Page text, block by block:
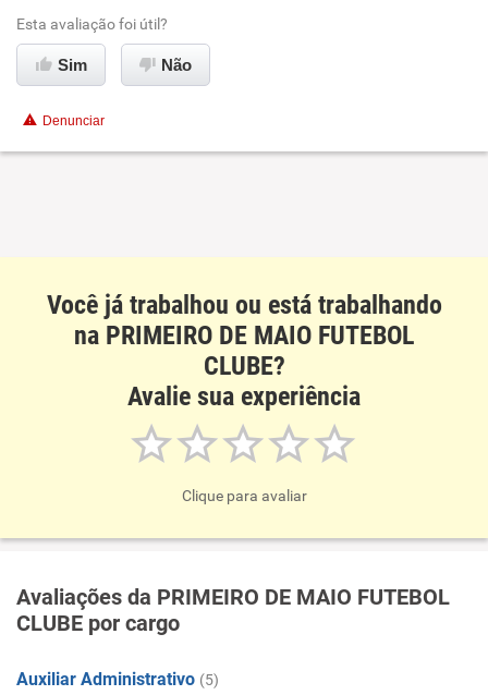
Benefícios
Recomenda esta empresa
Não recomenda a diretoria
Esta avaliação foi útil?
Sim Não
Denunciar
Você já trabalhou ou está trabalhando
na PRIMEIRO DE MAIO FUTEBOL
CLUBE?
Avalie sua experiência
Clique para avaliar
Avaliações da PRIMEIRO DE MAIO FUTEBOL
CLUBE por cargo
Auxiliar Administrativo (5)